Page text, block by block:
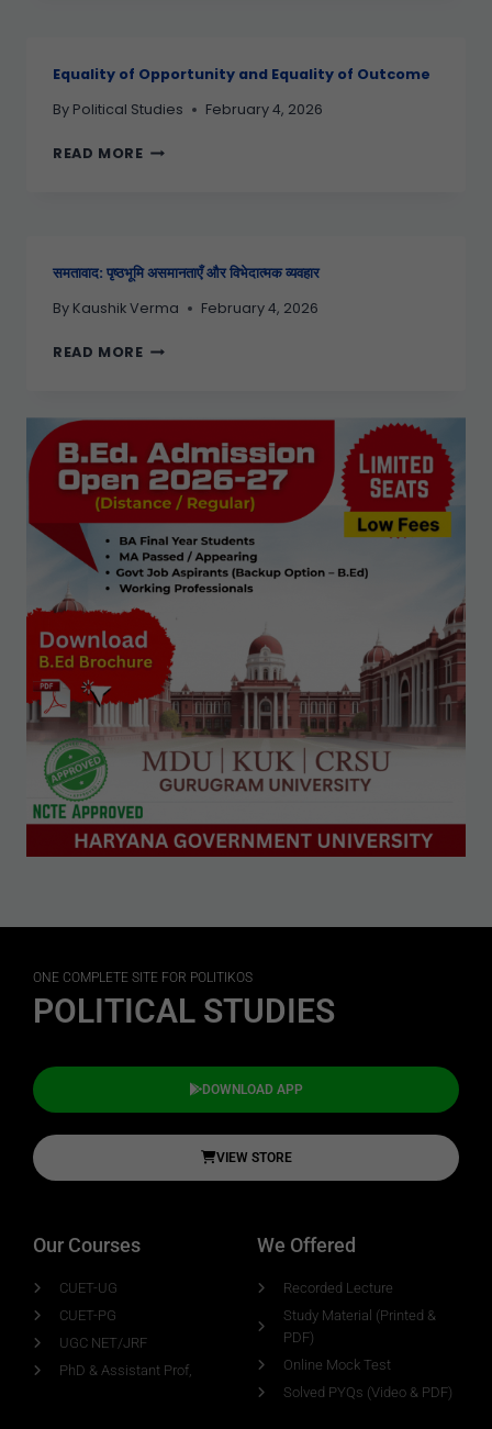
Equality of Opportunity and Equality of Outcome
By Political Studies February 4, 2026
READ MORE
समतावाद: पृष्ठभूमि असमानताएँ और विभेदात्मक व्यवहार
By Kaushik Verma February 4, 2026
READ MORE
ONE COMPLETE SITE FOR POLITIKOS
POLITICAL STUDIES
DOWNLOAD APP
VIEW STORE
Our Courses
CUET-UG
CUET-PG
UGC NET/JRF
PhD & Assistant Prof,
We Offered
Recorded Lecture
Study Material (Printed &
PDF)
Online Mock Test
Solved PYQs (Video & PDF)